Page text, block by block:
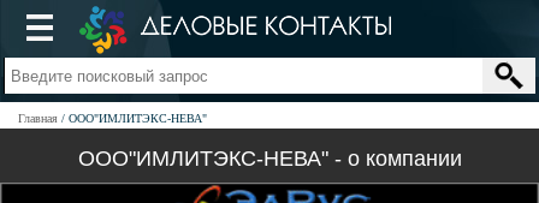
Главная ООО"ИМЛИТЭКС-НЕВА"
ООО"ИМЛИТЭКС-НЕВА" - о компании